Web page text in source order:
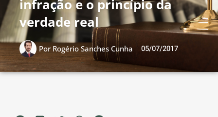
infração e o princípio da
verdade real
Por Rogério Sanches Cunha 05/07/2017